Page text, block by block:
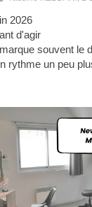
2026
d'agir
souvent le
rythme un peu